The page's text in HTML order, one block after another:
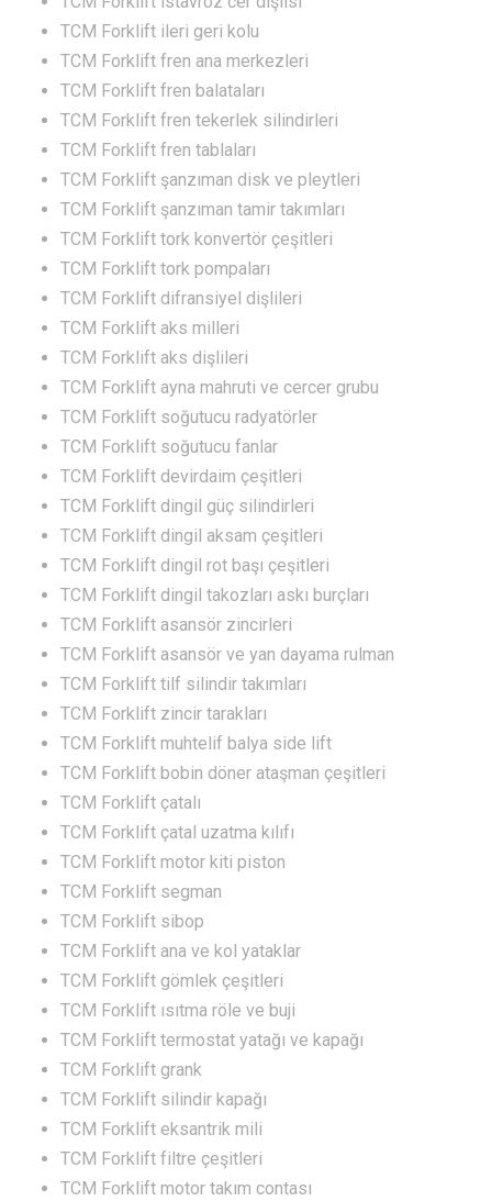
TCM Forklift ileri geri kolu
TCM Forklift fren ana merkezleri
TCM Forklift fren balataları
TCM Forklift fren tekerlek silindirleri
TCM Forklift fren tablaları
TCM Forklift şanzıman disk ve pleytleri
TCM Forklift şanzıman tamir takımları
TCM Forklift tork konvertör çeşitleri
TCM Forklift tork pompaları
TCM Forklift difransiyel dişlileri
TCM Forklift aks milleri
TCM Forklift aks dişlileri
TCM Forklift ayna mahruti ve cercer grubu
TCM Forklift soğutucu radyatörler
TCM Forklift soğutucu fanlar
TCM Forklift devirdaim çeşitleri
TCM Forklift dingil güç silindirleri
TCM Forklift dingil aksam çeşitleri
TCM Forklift dingil rot başı çeşitleri
TCM Forklift dingil takozları askı burçları
TCM Forklift asansör zincirleri
TCM Forklift asansör ve yan dayama rulman
TCM Forklift tilf silindir takımları
TCM Forklift zincir tarakları
TCM Forklift muhtelif balya side lift
TCM Forklift bobin döner ataşman çeşitleri
TCM Forklift çatalı
TCM Forklift çatal uzatma kılıfı
TCM Forklift motor kiti piston
TCM Forklift segman
TCM Forklift sibop
TCM Forklift ana ve kol yataklar
TCM Forklift gömlek çeşitleri
TCM Forklift ısıtma röle ve buji
TCM Forklift termostat yatağı ve kapağı
TCM Forklift grank
TCM Forklift silindir kapağı
TCM Forklift eksantrik mili
TCM Forklift filtre çeşitleri
TCM Forklift motor takım contası